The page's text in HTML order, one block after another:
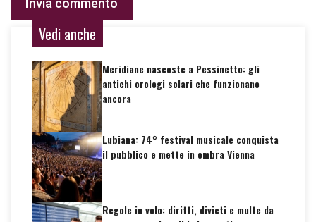
Vedi anche
Meridiane nascoste a Pessinetto: gli
antichi orologi solari che funzionano
ancora
Lubiana: 74° festival musicale conquista
il pubblico e mette in ombra Vienna
Regole in volo: diritti, divieti e multe da